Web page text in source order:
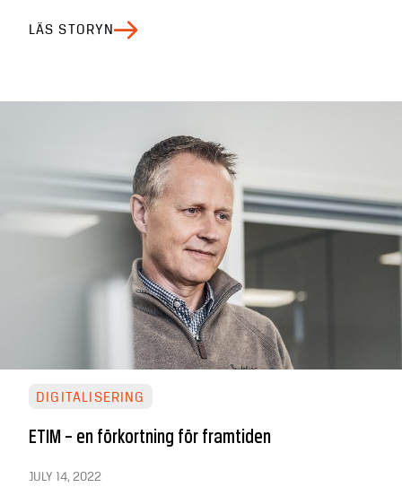
LÄS STORYN
DIGITALISERING
ETIM – en förkortning för framtiden
JULY 14, 2022